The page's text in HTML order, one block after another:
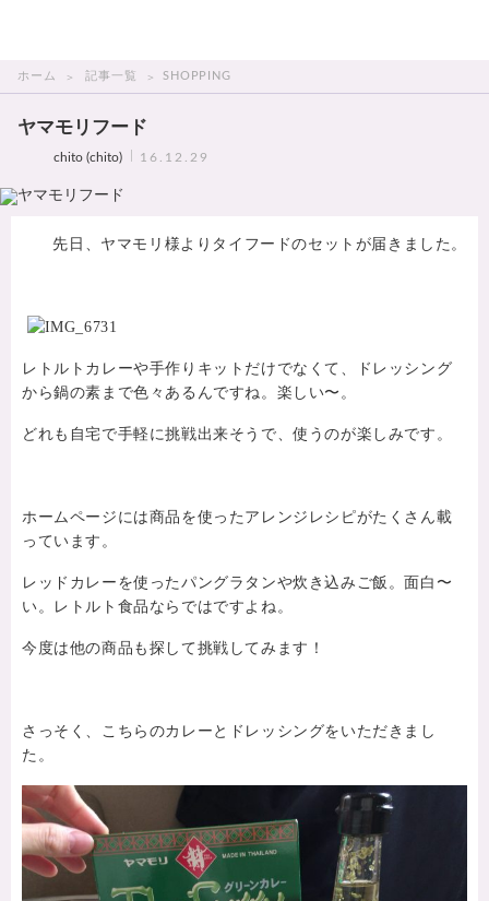
ホーム 記事一覧 SHOPPING
ヤマモリフード
chito (chito) 16.12.29
先日、ヤマモリ様よりタイフードのセットが届きました。
レトルトカレーや手作りキットだけでなくて、ドレッシング
から鍋の素まで色々あるんですね。楽しい〜。
どれも自宅で手軽に挑戦出来そうで、使うのが楽しみです。
ホームページには商品を使ったアレンジレシピがたくさん載
っています。
レッドカレーを使ったパングラタンや炊き込みご飯。面白〜
い。レトルト食品ならではですよね。
今度は他の商品も探して挑戦してみます！
さっそく、こちらのカレーとドレッシングをいただきまし
た。